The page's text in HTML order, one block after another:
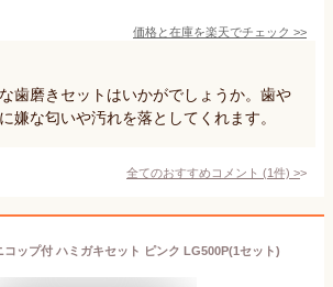
価格と在庫を楽天でチェック >>
歯磨きセットはいかがでしょうか。歯や
嫌な匂いや汚れを落としてくれます。
全てのおすすめコメント (1件) >
コップ付 ハミガキセット ピンク LG500P(1セット)